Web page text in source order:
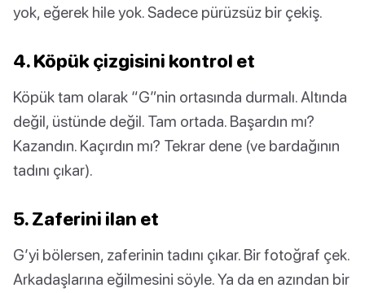
yok, eğerek hile yok. Sadece pürüzsüz bir çekiş.
4. Köpük çizgisini kontrol et
Köpük tam olarak “G”nin ortasında durmalı. Altında
değil, üstünde değil. Tam ortada. Başardın mı?
Kazandın. Kaçırdın mı? Tekrar dene (ve bardağının
tadını çıkar).
5. Zaferini ilan et
G’yi bölersen, zaferinin tadını çıkar. Bir fotoğraf çek.
Arkadaşlarına eğilmesini söyle. Ya da en azından bir